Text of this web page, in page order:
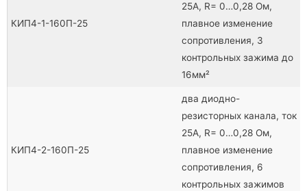
КИП4-1-160П-25
25А, R= 0…0,28 Ом,
плавное изменение
сопротивления, 3
контрольных зажима до
16мм²
КИП4-2-160П-25
два диодно-
резисторных канала, ток
25А, R= 0…0,28 Ом,
плавное изменение
сопротивления, 6
контрольных зажимов